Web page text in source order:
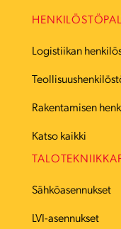
Logistiikan
Rakentamisen
Katso kaikki
Sähköasennukset
LVI-asennukset